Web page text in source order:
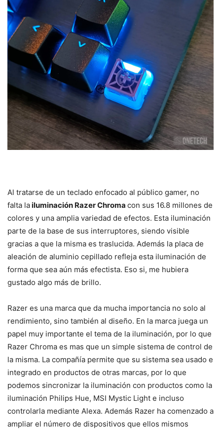
Al tratarse de un teclado enfocado al público gamer, no
falta lailuminación Razer Chroma con sus 16.8 millones de
colores y una amplia variedad de efectos. Esta iluminación
parte de la base de sus interruptores, siendo visible
gracias a que la misma es traslucida. Además la placa de
aleación de aluminio cepillado refleja esta iluminación de
forma que sea aún más efectista. Eso si, me hubiera
gustado algo más de brillo.
Razer es una marca que da mucha importancia no solo al
rendimiento, sino también al diseño. En la marca juega un
papel muy importante el tema de la iluminación, por lo que
Razer Chroma es mas que un simple sistema de control de
la misma. La compañía permite que su sistema sea usado e
integrado en productos de otras marcas, por lo que
podemos sincronizar la iluminación con productos como la
iluminación Philips Hue, MSI Mystic Light e incluso
controlarla mediante Alexa. Además Razer ha comenzado a
ampliar el número de dispositivos que ellos mismos